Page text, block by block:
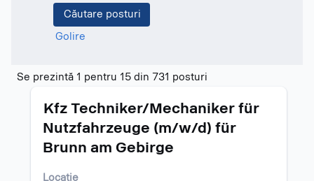
Golire
Se prezintă 1 pentru 15 din 731 posturi
pentru
Se
Titlu
Kfz Techniker/Mechaniker für
Nutzfahrzeuge (m/w/d) für
Brunn am Gebirge
Locație
Selectați
tasta
spațiu
a